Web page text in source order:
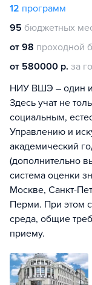
12 программ
95 бюджетных
от 98 проходной
от 580000 р. за
НИУ ВШЭ – один
Здесь учат не
социальным,
Управлению и
академический
(дополнительно
система оценки
Москве, Санкт-
Перми. При этом
среда, общие
приему.